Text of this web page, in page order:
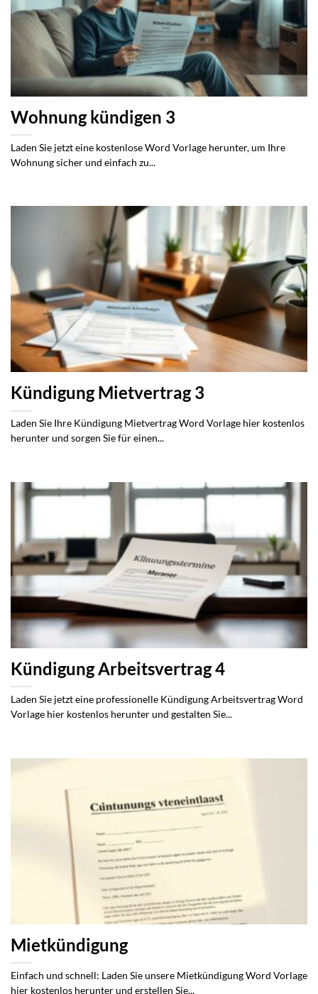
Wohnung kündigen 3
Laden Sie jetzt eine kostenlose Word Vorlage herunter, um Ihre
Wohnung sicher und einfach zu...
Kündigung Mietvertrag 3
Laden Sie Ihre Kündigung Mietvertrag Word Vorlage hier kostenlos
herunter und sorgen Sie für einen...
Kündigung Arbeitsvertrag 4
Laden Sie jetzt eine professionelle Kündigung Arbeitsvertrag Word
Vorlage hier kostenlos herunter und gestalten Sie...
Mietkündigung
Einfach und schnell: Laden Sie unsere Mietkündigung Word Vorlage
hier kostenlos herunter und erstellen Sie...